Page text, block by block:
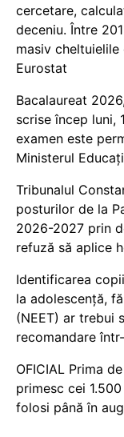
cercetare,
deceniu. Între
masiv
Eurostat
Bacalaureat
scrise încep luni,
examen este
Ministerul
Tribunalul
posturilor de la
2026-2027 prin
refuză să aplice
Identificarea
la adolescență,
(NEET) ar trebui
recomandare
OFICIAL Prima
primesc cei
folosi până în